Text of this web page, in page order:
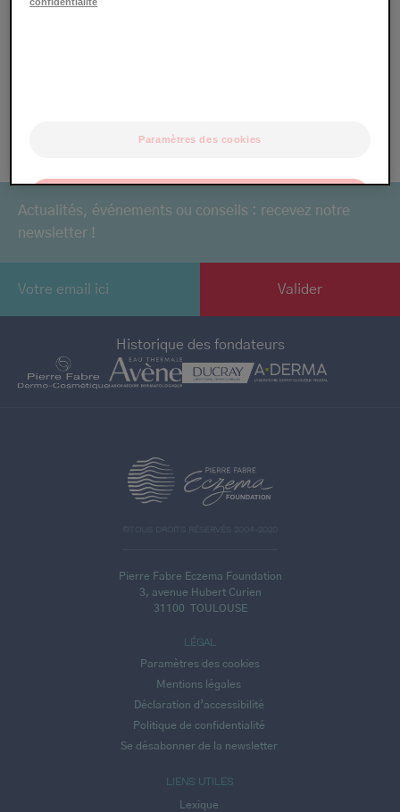
Actualités, événements ou conseils : recevez notre
newsletter !
Historique des fondateurs
©TOUS DROITS RÉSERVÉS 2004-2020
Pierre Fabre Eczema Foundation
3, avenue Hubert Curien
31100 TOULOUSE
LIENS UTILES
Lexique
LÉGAL
Paramètres des cookies
Mentions légales
Déclaration d’accessibilité
Politique de confidentialité
Se désabonner de la newsletter
Paramètres des cookies